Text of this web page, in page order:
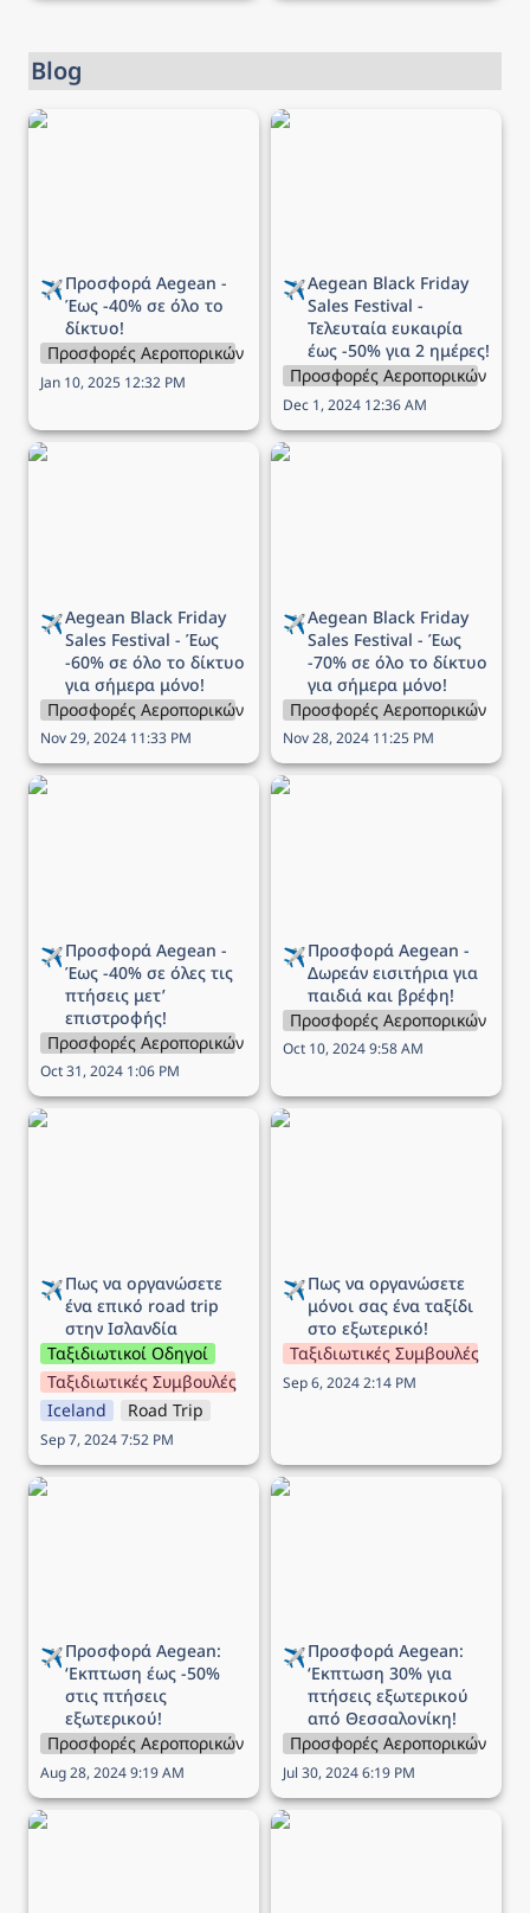
Blog
Προσφορά Aegean - Έως
✈️
Έως -40% σε όλο το
δίκτυο!
Προσφορές Αεροπορικών Εταιρειών
Jan 10, 2025 12:32 PM
Aegean Black Friday Sales
✈️Aegean Black Friday
Sales Festival -
Τελευταία ευκαιρία
έως -50% για 2 ημέρες!
Προσφορές Αεροπορικών
Dec 1, 2024 12:36 AM
Aegean Black Friday Sales
✈️Aegean Black Friday
Sales Festival - Έως
-60% σε όλο το δίκτυο
για σήμερα μόνο!
Προσφορές Αεροπορικών Εταιρειών
Nov 29, 2024 11:33 PM
Aegean Black Friday Sales
✈️Aegean Black Friday
Sales Festival - Έως
-70% σε όλο το δίκτυο
για σήμερα μόνο!
Προσφορές Αεροπορικών
Nov 28, 2024 11:25 PM
Προσφορά Aegean - Έως
✈️
Έως -40% σε όλες τις
πτήσεις μετ’
επιστροφής!
Προσφορές Αεροπορικών Εταιρειών
Oct 31, 2024 1:06 PM
Προσφορά Aegean -
✈️
Δωρεάν εισιτήρια για
παιδιά και βρέφη!
Προσφορές Αεροπορικών
Oct 10, 2024 9:58 AM
Πως να οργανώσετε ένα
✈️Πως να οργανώσετε
ένα επικό road trip
στην Ισλανδία
Ταξιδιωτικοί Οδηγοί
Ταξιδιωτικές Συμβουλές
Iceland
Road Trip
Sep 7, 2024 7:52 PM
Πως να οργανώσετε
✈️Πως να οργανώσετε
μόνοι σας ένα ταξίδι
στο εξωτερικό!
Ταξιδιωτικές Συμβουλές
Sep 6, 2024 2:14 PM
Προσφορά Aegean:
✈️Προσφορά Aegean:
‘Εκπτωση έως -50%
στις πτήσεις
εξωτερικού!
Προσφορές Αεροπορικών Εταιρειών
Aug 28, 2024 9:19 AM
Προσφορά Aegean:
✈️Προσφορά Aegean:
‘Εκπτωση 30% για
πτήσεις εξωτερικού
από Θεσσαλονίκη!
Προσφορές Αεροπορικών
Jul 30, 2024 6:19 PM
Προσφορά Aegean:
Προσφορά Aegean: Έως